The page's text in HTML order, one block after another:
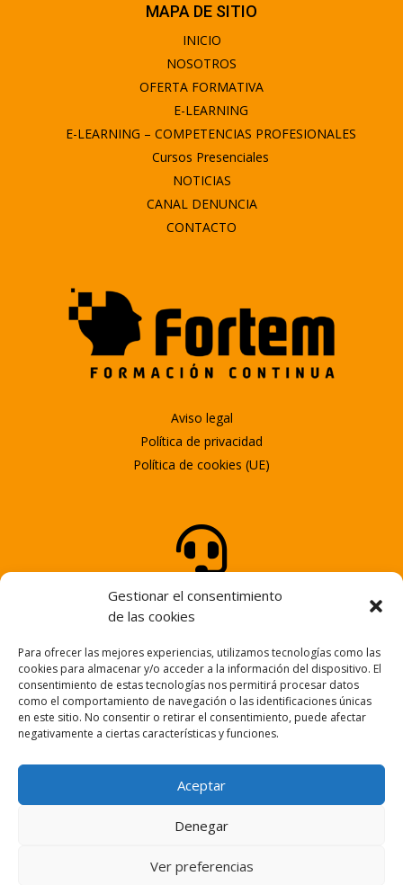
Gestionar el consentimiento
de las cookies
Para ofrecer las mejores experiencias, utilizamos tecnologías como las
cookies para almacenar y/o acceder a la información del dispositivo. El
consentimiento de estas tecnologías nos permitirá procesar datos
como el comportamiento de navegación o las identificaciones únicas
en este sitio. No consentir o retirar el consentimiento, puede afectar
negativamente a ciertas características y funciones.
Aceptar
Denegar
Ver preferencias
MAPA DE SITIO
INICIO
NOSOTROS
OFERTA FORMATIVA
E-LEARNING
E-LEARNING – COMPETENCIAS PROFESIONALES
Cursos Presenciales
NOTICIAS
CANAL DENUNCIA
CONTACTO
Aviso legal
Política de privacidad
Política de cookies (UE)

ATENCIÓN AL CLIENTE
Tel.947 25 58 25

NUESTRO EMAIL
© FORTEM – Web desarrollada por